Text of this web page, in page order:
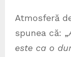
Atmosferă
spunea că: „
este ca o